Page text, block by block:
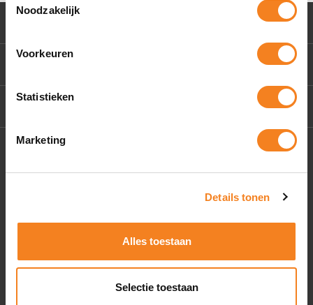
Noodzakelijk
Voorkeuren
Statistieken
Marketing
Details tonen
Alles toestaan
Selectie toestaan